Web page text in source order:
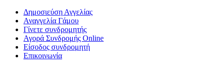
Δημοσιεύση Αγγελίας
Αναγγελία Γάμου
Γίνετε συνδρομητής
Αγορά Συνδρομής Online
Είσοδος συνδρομητή
Επικοινωνία